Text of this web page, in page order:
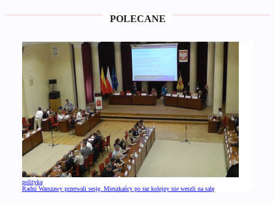
POLECANE
polityka
Radni Warszawy przerwali sesję. Mieszkańcy po raz kolejny nie weszli na salę